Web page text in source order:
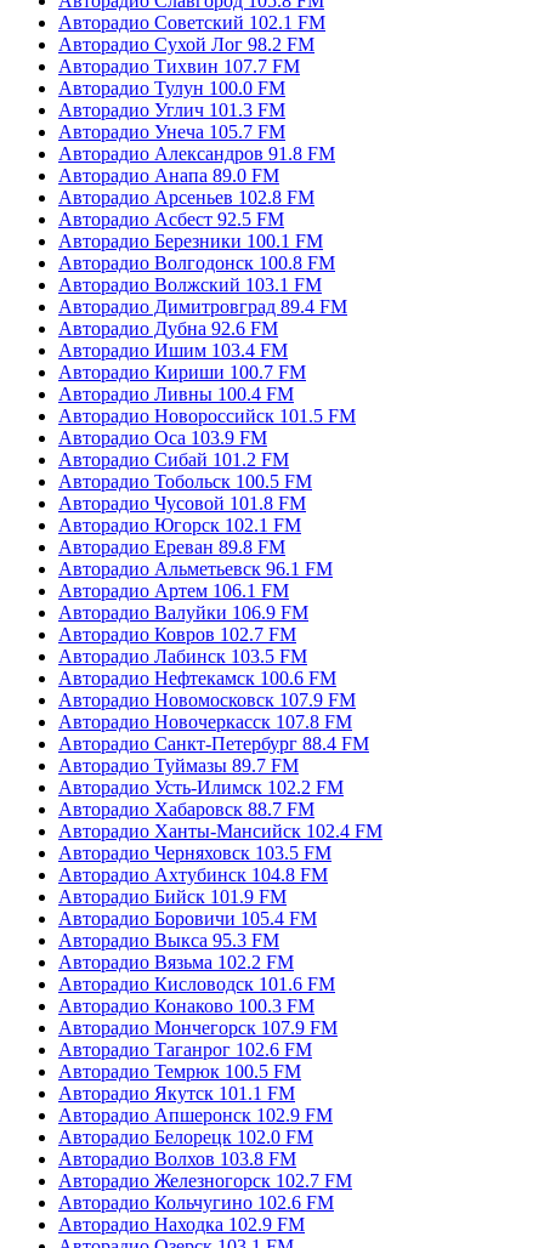
Авторадио Советский 102.1 FM
Авторадио Сухой Лог 98.2 FM
Авторадио Тихвин 107.7 FM
Авторадио Тулун 100.0 FM
Авторадио Углич 101.3 FM
Авторадио Унеча 105.7 FM
Авторадио Александров 91.8 FM
Авторадио Анапа 89.0 FM
Авторадио Арсеньев 102.8 FM
Авторадио Асбест 92.5 FM
Авторадио Березники 100.1 FM
Авторадио Волгодонск 100.8 FM
Авторадио Волжский 103.1 FM
Авторадио Димитровград 89.4 FM
Авторадио Дубна 92.6 FM
Авторадио Ишим 103.4 FM
Авторадио Кириши 100.7 FM
Авторадио Ливны 100.4 FM
Авторадио Новороссийск 101.5 FM
Авторадио Оса 103.9 FM
Авторадио Сибай 101.2 FM
Авторадио Тобольск 100.5 FM
Авторадио Чусовой 101.8 FM
Авторадио Югорск 102.1 FM
Авторадио Ереван 89.8 FM
Авторадио Альметьевск 96.1 FM
Авторадио Артем 106.1 FM
Авторадио Валуйки 106.9 FM
Авторадио Ковров 102.7 FM
Авторадио Лабинск 103.5 FM
Авторадио Нефтекамск 100.6 FM
Авторадио Новомосковск 107.9 FM
Авторадио Новочеркасск 107.8 FM
Авторадио Санкт-Петербург 88.4 FM
Авторадио Туймазы 89.7 FM
Авторадио Усть-Илимск 102.2 FM
Авторадио Хабаровск 88.7 FM
Авторадио Ханты-Мансийск 102.4 FM
Авторадио Черняховск 103.5 FM
Авторадио Ахтубинск 104.8 FM
Авторадио Бийск 101.9 FM
Авторадио Боровичи 105.4 FM
Авторадио Выкса 95.3 FM
Авторадио Вязьма 102.2 FM
Авторадио Кисловодск 101.6 FM
Авторадио Конаково 100.3 FM
Авторадио Мончегорск 107.9 FM
Авторадио Таганрог 102.6 FM
Авторадио Темрюк 100.5 FM
Авторадио Якутск 101.1 FM
Авторадио Апшеронск 102.9 FM
Авторадио Белорецк 102.0 FM
Авторадио Волхов 103.8 FM
Авторадио Железногорск 102.7 FM
Авторадио Кольчугино 102.6 FM
Авторадио Находка 102.9 FM